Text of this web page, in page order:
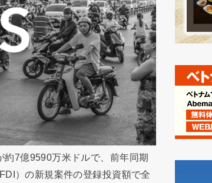
7億9590万米ドルで、前年同期
）の新規案件の登録投資額で全